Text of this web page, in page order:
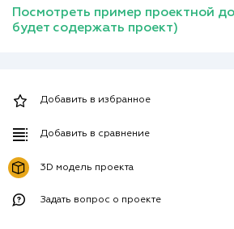
Посмотреть пример проектной
будет содержать проект)
Добавить в избранное
Добавить в сравнение
3D модель проекта
Задать вопрос о проекте